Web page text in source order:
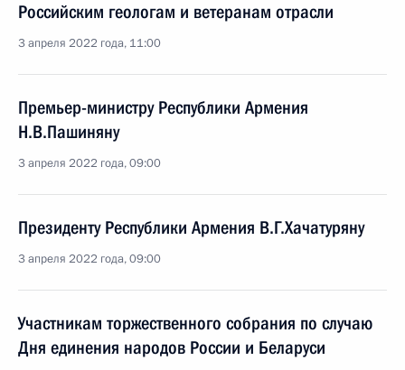
Российским геологам и ветеранам отрасли
3 апреля 2022 года, 11:00
Премьер-министру Республики Армения
Н.В.Пашиняну
3 апреля 2022 года, 09:00
Президенту Республики Армения В.Г.Хачатуряну
3 апреля 2022 года, 09:00
Участникам торжественного собрания по случаю
Дня единения народов России и Беларуси